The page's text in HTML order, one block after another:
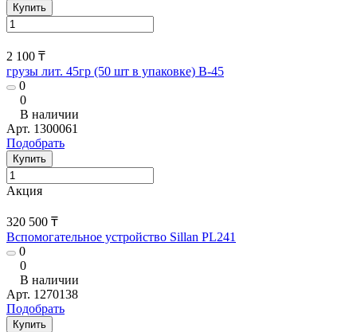
Купить
2 100 ₸
грузы лит. 45гр (50 шт в упаковке) В-45
0
0
В наличии
Арт. 1300061
Подобрать
Купить
Акция
320 500 ₸
Вспомогательное устройство Sillan PL241
0
0
В наличии
Арт. 1270138
Подобрать
Купить